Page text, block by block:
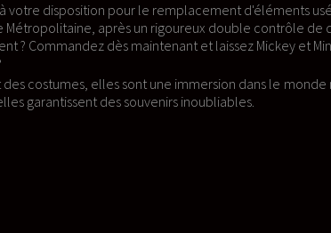
d'éléments usés.
contrôle de qualité.
Mickey et Minnie captiver votre audience !
dans le monde magique de Disney. Parfaites pour